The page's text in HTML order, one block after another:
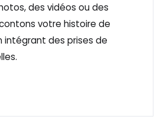
des vidéos ou des
votre histoire de
intégrant des prises de